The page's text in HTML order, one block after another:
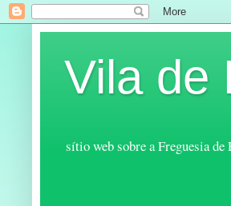
Vila de
sítio web sobre a Freguesia